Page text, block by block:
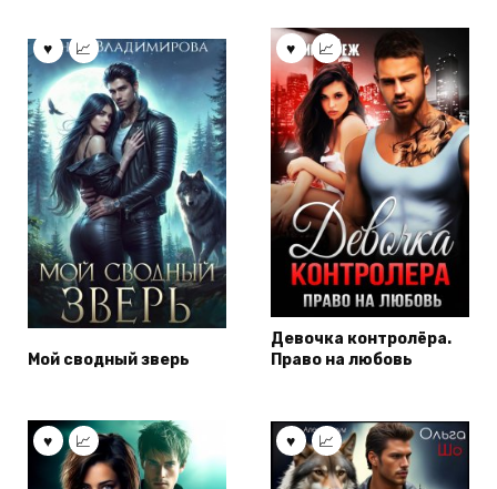
Мой сводный зверь
Девочка контролёра.
Право на любовь